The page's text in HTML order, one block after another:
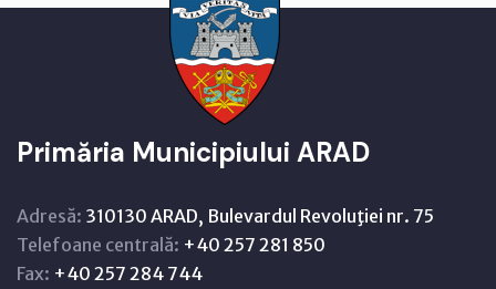
Primăria Municipiului ARAD
Adresă: 310130 ARAD, Bulevardul Revoluţiei nr. 75
Telefoane centrală: +40 257 281 850
Fax: +40 257 284 744